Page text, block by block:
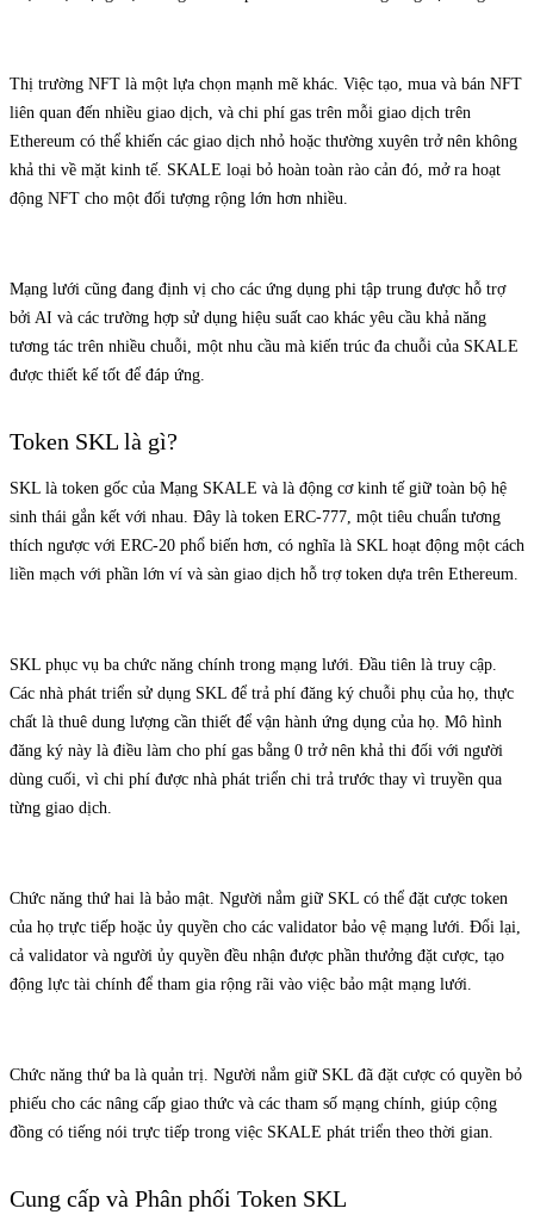
Thị trường NFT là một lựa chọn mạnh mẽ khác. Việc tạo, mua và bán NFT
liên quan đến nhiều giao dịch, và chi phí gas trên mỗi giao dịch trên
Ethereum có thể khiến các giao dịch nhỏ hoặc thường xuyên trở nên không
khả thi về mặt kinh tế. SKALE loại bỏ hoàn toàn rào cản đó, mở ra hoạt
động NFT cho một đối tượng rộng lớn hơn nhiều.
Mạng lưới cũng đang định vị cho các ứng dụng phi tập trung được hỗ trợ
bởi AI và các trường hợp sử dụng hiệu suất cao khác yêu cầu khả năng
tương tác trên nhiều chuỗi, một nhu cầu mà kiến trúc đa chuỗi của SKALE
được thiết kế tốt để đáp ứng.
Token SKL là gì?
SKL là token gốc của Mạng SKALE và là động cơ kinh tế giữ toàn bộ hệ
sinh thái gắn kết với nhau. Đây là token ERC-777, một tiêu chuẩn tương
thích ngược với ERC-20 phổ biến hơn, có nghĩa là SKL hoạt động một cách
liền mạch với phần lớn ví và sàn giao dịch hỗ trợ token dựa trên Ethereum.
SKL phục vụ ba chức năng chính trong mạng lưới. Đầu tiên là truy cập.
Các nhà phát triển sử dụng SKL để trả phí đăng ký chuỗi phụ của họ, thực
chất là thuê dung lượng cần thiết để vận hành ứng dụng của họ. Mô hình
đăng ký này là điều làm cho phí gas bằng 0 trở nên khả thi đối với người
dùng cuối, vì chi phí được nhà phát triển chi trả trước thay vì truyền qua
từng giao dịch.
Chức năng thứ hai là bảo mật. Người nắm giữ SKL có thể đặt cược token
của họ trực tiếp hoặc ủy quyền cho các validator bảo vệ mạng lưới. Đổi lại,
cả validator và người ủy quyền đều nhận được phần thưởng đặt cược, tạo
động lực tài chính để tham gia rộng rãi vào việc bảo mật mạng lưới.
Chức năng thứ ba là quản trị. Người nắm giữ SKL đã đặt cược có quyền bỏ
phiếu cho các nâng cấp giao thức và các tham số mạng chính, giúp cộng
đồng có tiếng nói trực tiếp trong việc SKALE phát triển theo thời gian.
Cung cấp và Phân phối Token SKL